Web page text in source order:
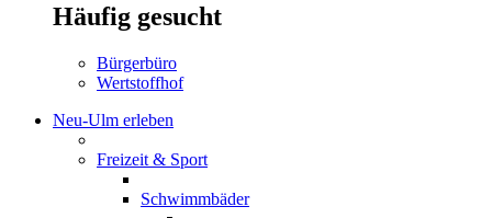
Häufig gesucht
Bürgerbüro
Wertstoffhof
Neu-Ulm erleben
Freizeit & Sport
Schwimmbäder